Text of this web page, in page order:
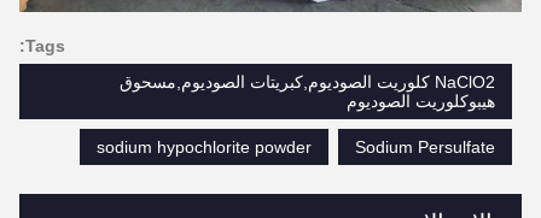
Tags:
NaClO2 كلوريت الصوديوم,كبريتات الصوديوم,مسحوق
هيبوكلوريت الصوديوم
Sodium Persulfate
sodium hypochlorite powder